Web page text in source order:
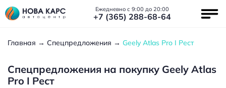
Ежедневно с 9:00 до 20:00
+7 (365) 288-68-64
Главная Спецпредложения Geely Atlas Pro I Рест
Спецпредложения на покупку Geely Atlas
Pro I Рест